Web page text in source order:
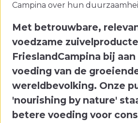
Campina over hun
Met betrouwbare,
voedzame
FrieslandCampina bij
voeding van de
wereldbevolking. Onze
'nourishing by nature'
betere voeding voor